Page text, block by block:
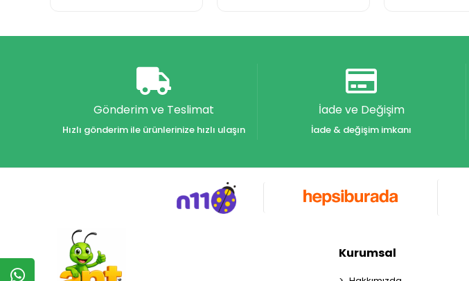
Gönderim ve Teslimat
Hızlı gönderim ile ürünlerinize hızlı ulaşın
İade ve Değişim
İade & değişim imkanı
Kurumsal